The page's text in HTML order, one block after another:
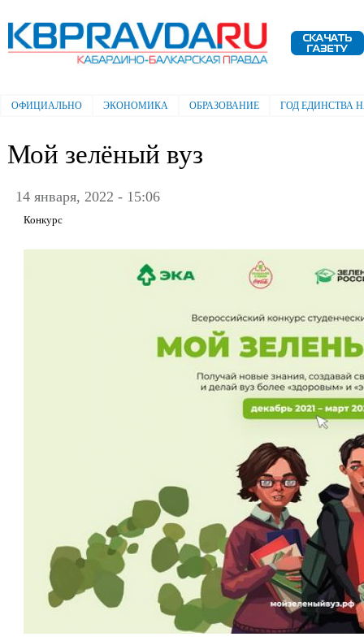
Электронная газета "Кабардино-
Балкарская правда"
Главное меню
ОФИЦИАЛЬНО ЭКОНОМИКА ОБРАЗОВАНИЕ ГОД ЕДИНСТВА
Мой зелёный вуз
14 января, 2022 - 15:06
Конкурс